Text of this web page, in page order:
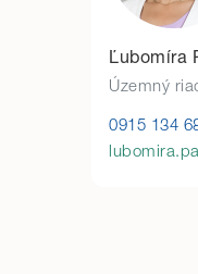
Ľubomíra
Územný
0915 134